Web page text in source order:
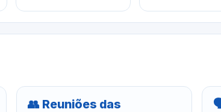
👥 Reuniões das